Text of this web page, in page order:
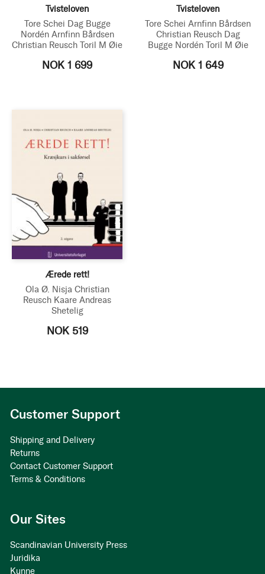
Tvisteloven
Tore Schei Dag Bugge
Nordén Arnfinn Bårdsen
Christian Reusch Toril M Øie
NOK 1 699
Tvisteloven
Tore Schei Arnfinn Bårdsen
Christian Reusch Dag
Bugge Nordén Toril M Øie
NOK 1 649
Ærede rett!
Ola Ø. Nisja Christian
Reusch Kaare Andreas
Shetelig
NOK 519
Customer Support
Shipping and Delivery
Returns
Contact Customer Support
Terms & Conditions
Our Sites
Scandinavian University Press
Juridika
Kunne